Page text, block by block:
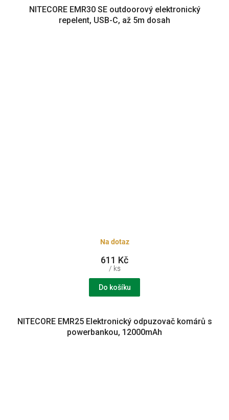
NITECORE EMR30 SE outdoorový elektronický
repelent, USB-C, až 5m dosah
Na dotaz
611 Kč
/ ks
Do košíku
NITECORE EMR25 Elektronický odpuzovač komárů s
powerbankou, 12000mAh